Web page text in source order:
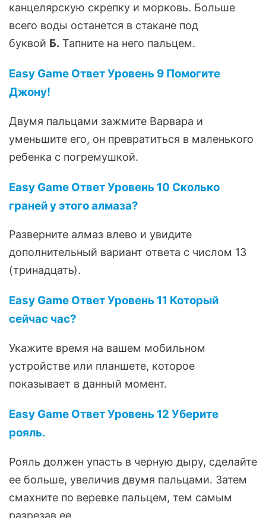
канцелярскую скрепку и морковь. Больше
всего воды останется в стакане под
буквой Б. Тапните на него пальцем.
Easy Game Ответ Уровень 9 Помогите
Джону!
Двумя пальцами зажмите Варвара и
уменьшите его, он превратиться в маленького
ребенка с погремушкой.
Easy Game Ответ Уровень 10 Сколько
граней у этого алмаза?
Разверните алмаз влево и увидите
дополнительный вариант ответа с числом 13
(тринадцать).
Easy Game Ответ Уровень 11 Который
сейчас час?
Укажите время на вашем мобильном
устройстве или планшете, которое
показывает в данный момент.
Easy Game Ответ Уровень 12 Уберите
рояль.
Рояль должен упасть в черную дыру, сделайте
ее больше, увеличив двумя пальцами. Затем
смахните по веревке пальцем, тем самым
разрезав ее.